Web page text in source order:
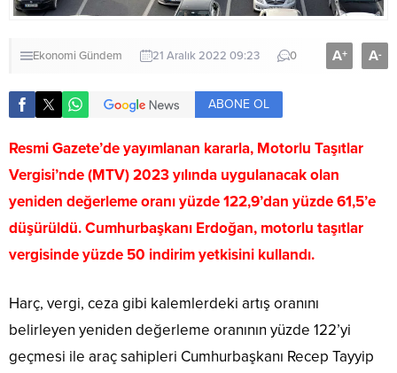
Ekonomi Gündem 21 Aralık 2022 09:23 0 A+ A-
ABONE OL
Resmi Gazete’de yayımlanan kararla, Motorlu Taşıtlar
Vergisi’nde (MTV) 2023 yılında uygulanacak olan
yeniden değerleme oranı yüzde 122,9’dan yüzde 61,5’e
düşürüldü. Cumhurbaşkanı Erdoğan, motorlu taşıtlar
vergisinde yüzde 50 indirim yetkisini kullandı.
Harç, vergi, ceza gibi kalemlerdeki artış oranını
belirleyen yeniden değerleme oranının yüzde 122’yi
geçmesi ile araç sahipleri Cumhurbaşkanı Recep Tayyip